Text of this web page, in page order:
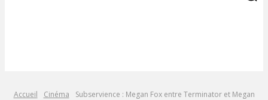
Accueil Cinéma Subservience : Megan Fox entre Terminator et Megan